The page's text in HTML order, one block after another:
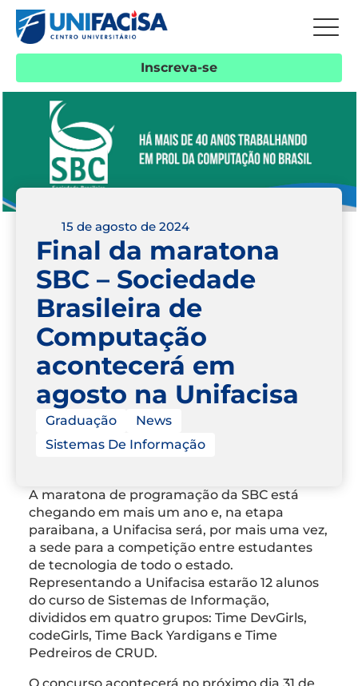
Inscreva-se
15 de agosto de 2024
Final da maratona
SBC – Sociedade
Brasileira de
Computação
acontecerá em
agosto na Unifacisa
Graduação
News
Sistemas De Informação
A maratona de programação da SBC está
chegando em mais um ano e, na etapa
paraibana, a Unifacisa será, por mais uma vez,
a sede para a competição entre estudantes
de tecnologia de todo o estado.
Representando a Unifacisa estarão 12 alunos
do curso de Sistemas de Informação,
divididos em quatro grupos: Time DevGirls,
codeGirls, Time Back Yardigans e Time
Pedreiros de CRUD.
O concurso acontecerá no próximo dia 31 de